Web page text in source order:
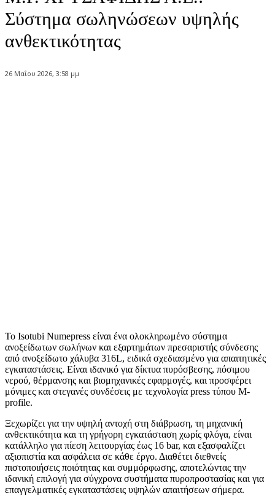
Σύστημα σωληνώσεων υψηλής
ανθεκτικότητας
26 Μαΐου 2026, 3:58 μμ
Το Isotubi Numepress είναι ένα ολοκληρωμένο σύστημα
ανοξείδωτων σωλήνων και εξαρτημάτων πρεσαριστής σύνδεσης
από ανοξείδωτο χάλυβα 316L, ειδικά σχεδιασμένο για απαιτητικές
εγκαταστάσεις. Είναι ιδανικό για δίκτυα πυρόσβεσης, πόσιμου
νερού, θέρμανσης και βιομηχανικές εφαρμογές, και προσφέρει
μόνιμες και στεγανές συνδέσεις με τεχνολογία press τύπου M-
profile.
Ξεχωρίζει για την υψηλή αντοχή στη διάβρωση, τη μηχανική
ανθεκτικότητα και τη γρήγορη εγκατάσταση χωρίς φλόγα, είναι
κατάλληλο για πίεση λειτουργίας έως 16 bar, και εξασφαλίζει
αξιοπιστία και ασφάλεια σε κάθε έργο. Διαθέτει διεθνείς
πιστοποιήσεις ποιότητας και συμμόρφωσης, αποτελώντας την
ιδανική επιλογή για σύγχρονα συστήματα πυροπροστασίας και για
επαγγελματικές εγκαταστάσεις υψηλών απαιτήσεων σήμερα.